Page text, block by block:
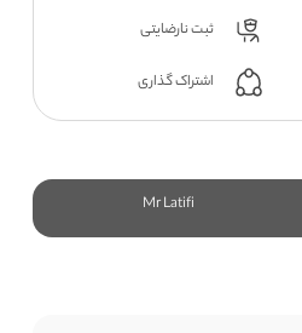
ثبت نارضایتی
اشتراک گذاری
Mr Latifi